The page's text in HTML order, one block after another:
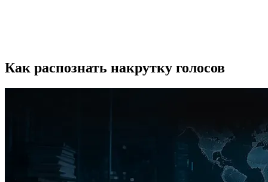
Как распознать накрутку голосов